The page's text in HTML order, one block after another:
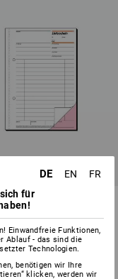
€
DE EN
FR
für
Einwandfreie Funktionen,
Ablauf - das sind die
Technologien.
benötigen wir Ihre
klicken, werden wir